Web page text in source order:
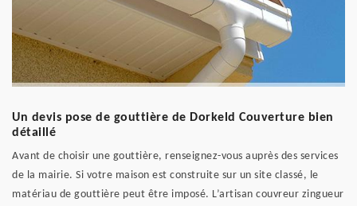
Un devis pose de gouttière de Dorkeld Couverture bien
détaillé
Avant de choisir une gouttière, renseignez-vous auprès des services
de la mairie. Si votre maison est construite sur un site classé, le
matériau de gouttière peut être imposé. L’artisan couvreur zingueur